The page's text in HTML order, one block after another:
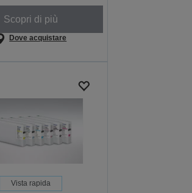
Scopri di più
Dove acquistare
Vista rapida